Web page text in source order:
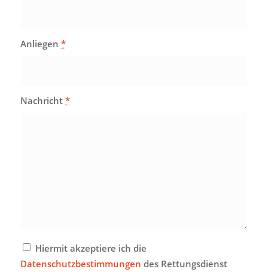
Anliegen *
Nachricht *
Hiermit akzeptiere ich die
Datenschutzbestimmungen des Rettungsdienst